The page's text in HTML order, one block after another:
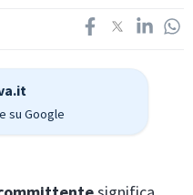
su Google